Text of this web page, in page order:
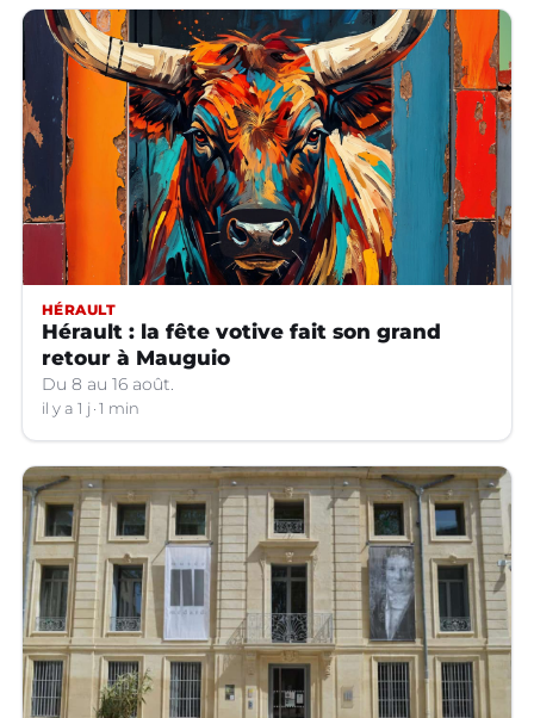
HÉRAULT
Hérault : la fête votive fait son grand
retour à Mauguio
Du 8 au 16 août.
il y a 1 j 1 min